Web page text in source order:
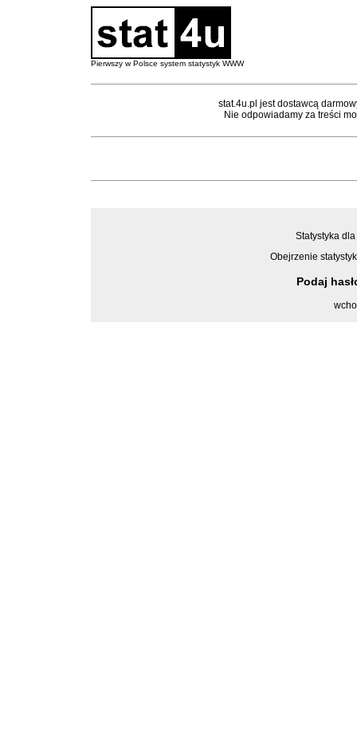
Pierwszy w Polsce system statystyk WWW
stat.4u.pl jest dostawcą
Nie odpowiadamy za treści
Statystyka
Obejrzenie
Podaj